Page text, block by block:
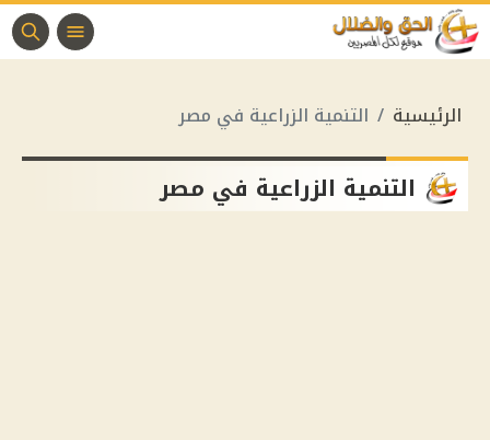
الرئيسية التنمية الزراعية في مصر
التنمية الزراعية في مصر